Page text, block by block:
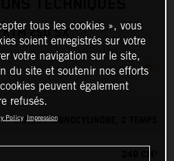
KTM 250 SX
MOTEUR MONOCYLINDRE, 2 TEMPS
tous les cookies », vous
soient enregistrés sur votre
votre navigation sur le site,
du site et soutenir nos efforts
peuvent également
refusés.
Policy Impression